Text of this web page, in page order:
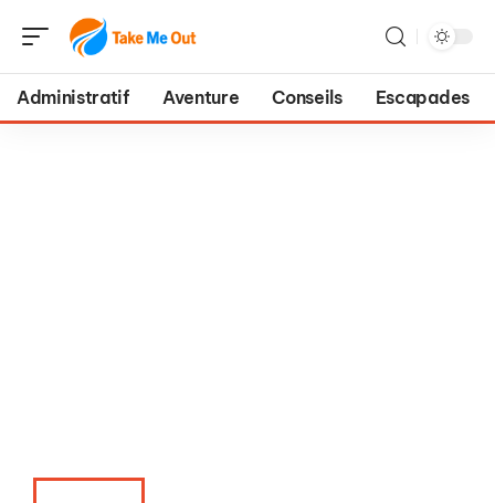
Administratif Aventure Conseils Escapades